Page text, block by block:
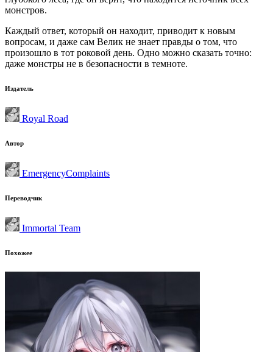
монстров.
Каждый ответ, который он находит, приводит к новым
вопросам, и даже сам Велик не знает правды о том, что
произошло в тот роковой день. Одно можно сказать точно:
даже монстры не в безопасности в темноте.
Издатель
Royal Road
Автор
EmergencyComplaints
Переводчик
Immortal Team
Похожее